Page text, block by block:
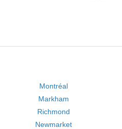
Montréal
Markham
Richmond
Newmarket